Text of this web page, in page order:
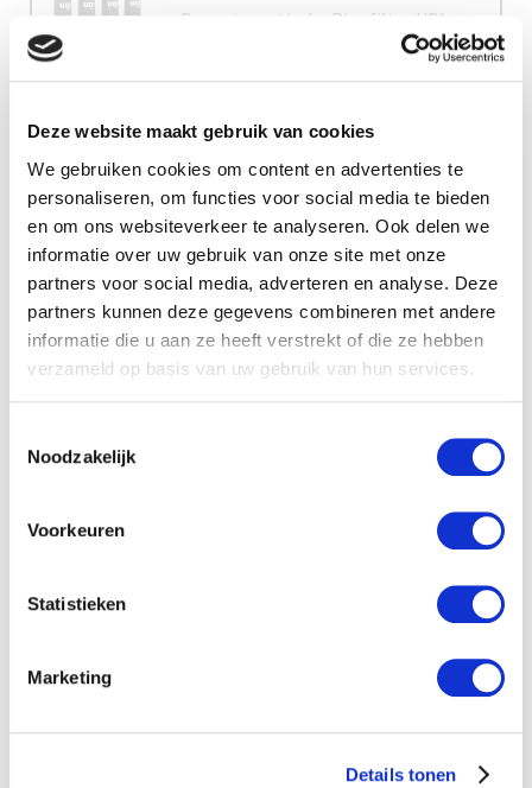
Deze website maakt gebruik van cookies
We gebruiken cookies om content en advertenties te
personaliseren, om functies voor social media te bieden
en om ons websiteverkeer te analyseren. Ook delen we
informatie over uw gebruik van onze site met onze
partners voor social media, adverteren en analyse. Deze
partners kunnen deze gegevens combineren met andere
informatie die u aan ze heeft verstrekt of die ze hebben
verzameld op basis van uw gebruik van hun services.
Noodzakelijk
Voorkeuren
Statistieken
Marketing
Details tonen